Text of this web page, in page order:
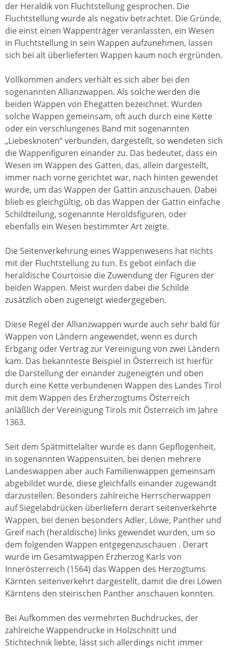
der Heraldik von Fluchtstellung gesprochen. Die
Fluchtstellung wurde als negativ betrachtet. Die Gründe,
die einst einen Wappenträger veranlassten, ein Wesen
in Fluchtstellung in sein Wappen aufzunehmen, lassen
sich bei alt überlieferten Wappen kaum noch ergründen.
Vollkommen anders verhält es sich aber bei den
sogenannten Allianzwappen. Als solche werden die
beiden Wappen von Ehegatten bezeichnet. Wurden
solche Wappen gemeinsam, oft auch durch eine Kette
oder ein verschlungenes Band mit sogenannten
„Liebesknoten“ verbunden, dargestellt, so wendeten sich
die Wappenfiguren einander zu. Das bedeutet, dass ein
Wesen im Wappen des Gatten, das, allein dargestellt,
immer nach vorne gerichtet war, nach hinten gewendet
wurde, um das Wappen der Gattin anzuschauen. Dabei
blieb es gleichgültig, ob das Wappen der Gattin einfache
Schildteilung, sogenannte Heroldsfiguren, oder
ebenfalls ein Wesen bestimmter Art zeigte.
Die Seitenverkehrung eines Wappenwesens hat nichts
mit der Fluchtstellung zu tun. Es gebot einfach die
heraldische Courtoisie die Zuwendung der Figuren der
beiden Wappen. Meist wurden dabei die Schilde
zusätzlich oben zugeneigt wiedergegeben.
Diese Regel der Allianzwappen wurde auch sehr bald für
Wappen von Ländern angewendet, wenn es durch
Erbgang oder Vertrag zur Vereinigung von zwei Ländern
kam. Das bekannteste Beispiel in Österreich ist hierfür
die Darstellung der einander zugeneigten und oben
durch eine Kette verbundenen Wappen des Landes Tirol
mit dem Wappen des Erzherzogtums Österreich
anläßlich der Vereinigung Tirols mit Österreich im Jahre
1363.
Seit dem Spätmittelalter wurde es dann Gepflogenheit,
in sogenannten Wappensuiten, bei denen mehrere
Landeswappen aber auch Familienwappen gemeinsam
abgebildet wurde, diese gleichfalls einander zugewandt
darzustellen. Besonders zahlreiche Herrscherwappen
auf Siegelabdrücken überliefern derart seitenverkehrte
Wappen, bei denen besonders Adler, Löwe, Panther und
Greif nach (heraldische) links gewendet wurden, um so
dem folgenden Wappen entgegenzuschauen . Derart
wurde im Gesamtwappen Erzherzog Karls von
Innerösterreich (1564) das Wappen des Herzogtums
Kärnten seitenverkehrt dargestellt, damit die drei Löwen
Kärntens den steirischen Panther anschauen konnten.
Bei Aufkommen des vermehrten Buchdruckes, der
zahlreiche Wappendrucke in Holzschnitt und
Stichtechnik liebte, lässt sich allerdings nicht immer